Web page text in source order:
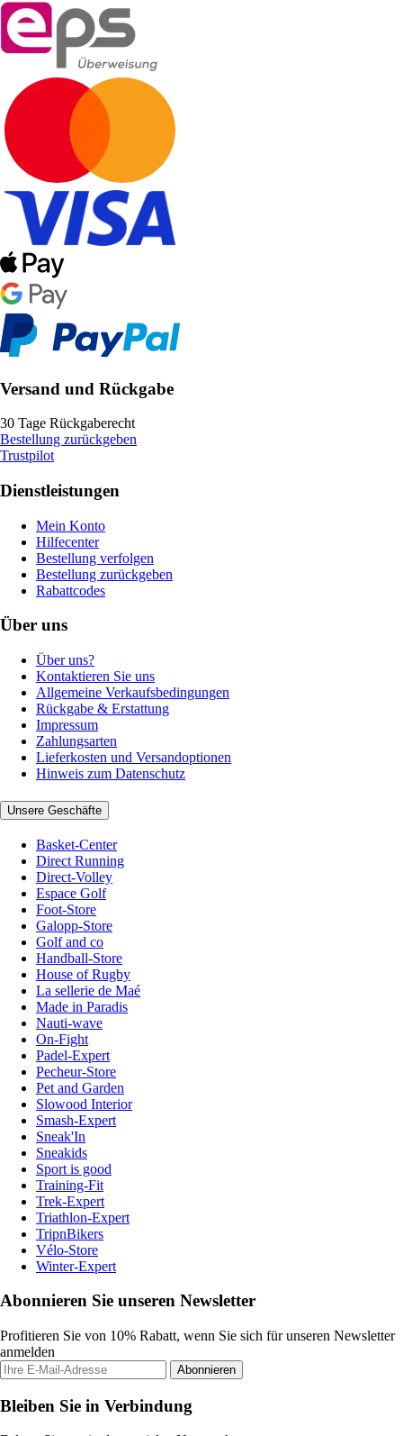
Versand und Rückgabe
30 Tage Rückgaberecht
Bestellung zurückgeben
Trustpilot
Dienstleistungen
Mein Konto
Hilfecenter
Bestellung verfolgen
Bestellung zurückgeben
Rabattcodes
Über uns
Über uns?
Kontaktieren Sie uns
Allgemeine Verkaufsbedingungen
Rückgabe & Erstattung
Impressum
Zahlungsarten
Lieferkosten und Versandoptionen
Hinweis zum Datenschutz
Unsere Geschäfte
Basket-Center
Direct Running
Direct-Volley
Espace Golf
Foot-Store
Galopp-Store
Golf and co
Handball-Store
House of Rugby
La sellerie de Maé
Made in Paradis
Nauti-wave
On-Fight
Padel-Expert
Pecheur-Store
Pet and Garden
Slowood Interior
Smash-Expert
Sneak'In
Sneakids
Sport is good
Training-Fit
Trek-Expert
Triathlon-Expert
TripnBikers
Vélo-Store
Winter-Expert
Abonnieren Sie unseren Newsletter
Profitieren Sie von 10% Rabatt, wenn Sie sich für unseren Newsletter
anmelden
Abonnieren
Bleiben Sie in Verbindung